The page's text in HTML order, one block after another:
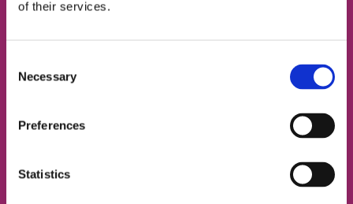
of their services.
Selection
Necessary
Preferences
Statistics
тічером